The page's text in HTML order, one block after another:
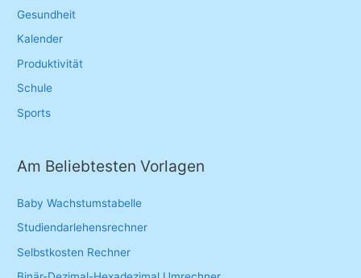
Gesundheit
Kalender
Produktivität
Schule
Sports
Am Beliebtesten Vorlagen
Baby Wachstumstabelle
Studiendarlehensrechner
Selbstkosten Rechner